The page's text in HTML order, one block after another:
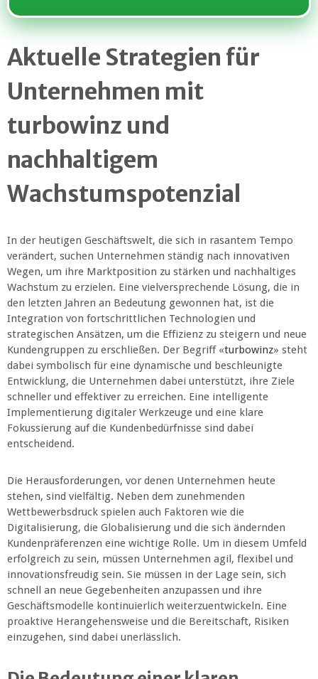
Aktuelle Strategien für
Unternehmen mit
turbowinz und
nachhaltigem
Wachstumspotenzial
In der heutigen Geschäftswelt, die sich in rasantem Tempo
verändert, suchen Unternehmen ständig nach innovativen
Wegen, um ihre Marktposition zu stärken und nachhaltiges
Wachstum zu erzielen. Eine vielversprechende Lösung, die in
den letzten Jahren an Bedeutung gewonnen hat, ist die
Integration von fortschrittlichen Technologien und
strategischen Ansätzen, um die Effizienz zu steigern und neue
Kundengruppen zu erschließen. Der Begriff «turbowinz» steht
dabei symbolisch für eine dynamische und beschleunigte
Entwicklung, die Unternehmen dabei unterstützt, ihre Ziele
schneller und effektiver zu erreichen. Eine intelligente
Implementierung digitaler Werkzeuge und eine klare
Fokussierung auf die Kundenbedürfnisse sind dabei
entscheidend.
Die Herausforderungen, vor denen Unternehmen heute
stehen, sind vielfältig. Neben dem zunehmenden
Wettbewerbsdruck spielen auch Faktoren wie die
Digitalisierung, die Globalisierung und die sich ändernden
Kundenpräferenzen eine wichtige Rolle. Um in diesem Umfeld
erfolgreich zu sein, müssen Unternehmen agil, flexibel und
innovationsfreudig sein. Sie müssen in der Lage sein, sich
schnell an neue Gegebenheiten anzupassen und ihre
Geschäftsmodelle kontinuierlich weiterzuentwickeln. Eine
proaktive Herangehensweise und die Bereitschaft, Risiken
einzugehen, sind dabei unerlässlich.